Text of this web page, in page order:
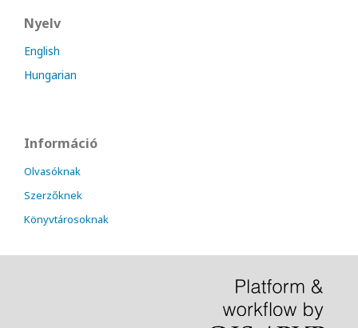
Nyelv
English
Hungarian
Információ
Olvasóknak
Szerzőknek
Könyvtárosoknak